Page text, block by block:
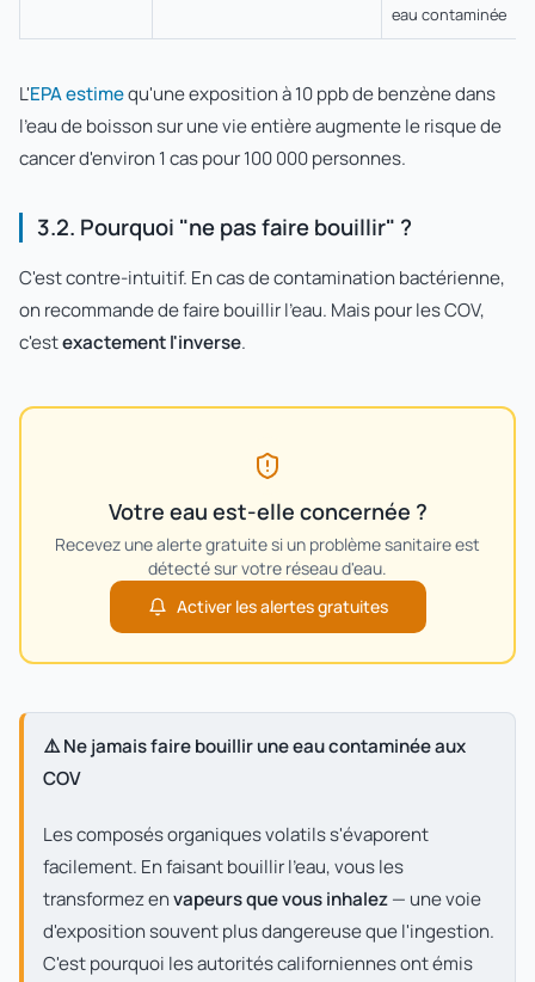
eau contaminée
L'EPA estimequ'une exposition à 10 ppb de benzène dans
l'eau de boisson sur une vie entière augmente le risque de
cancer d'environ 1 cas pour 100 000 personnes.
3.2. Pourquoi "ne pas faire bouillir" ?
C'est contre-intuitif. En cas de contamination bactérienne,
on recommande de faire bouillir l'eau. Mais pour les COV,
c'estexactement l'inverse.
Votre eau est-elle concernée ?
Recevez une alerte gratuite si un problème sanitaire est
détecté sur votre réseau d'eau.
Activer les alertes gratuites
⚠️ Ne jamais faire bouillir une eau contaminée aux
COV
Les composés organiques volatils s'évaporent
facilement. En faisant bouillir l'eau, vous les
transformez envapeurs que vous inhalez— une voie
d'exposition souvent plus dangereuse que l'ingestion.
C'est pourquoi les autorités californiennes ont émis